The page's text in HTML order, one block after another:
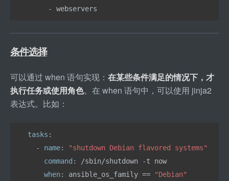
- webservers
条件选择
可以通过 when 语句实现： 在某些条件满足的情况下，才
执行任务或使用角色。在 when 语句中，可以使用 jinja2
表达式。比如：
tasks :
  -
name:
"shutdown Debian flavored systems"
command :
/sbin/shutdown -t now
when: ansible_os_family == "Debian"